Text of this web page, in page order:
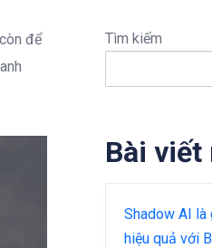
để
Tìm kiếm
Bài viết
Shadow AI là
hiệu quả với